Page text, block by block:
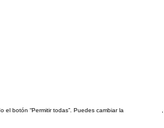
botón “Permitir todas”. Puedes cambiar la